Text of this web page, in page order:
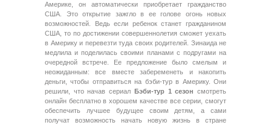
Америке, он автоматически приобретает гражданство
США. Это открытие зажгло в ее голове огонь новых
возможностей. Ведь если ребенок станет гражданином
США, то по достижении совершеннолетия сможет уехать
в Америку и перевезти туда своих родителей. Зинаида не
медлила и поделилась своими планами с подругами на
очередной встрече. Ее предложение было смелым и
неожиданным: все вместе забеременеть и накопить
деньги, чтобы отправиться на бэби-тур в Америку. Они
решили, что начав сериал Бэби-тур 1 сезон смотреть
онлайн бесплатно в хорошем качестве все серии, смогут
обеспечить лучшее будущее своим детям, а сами
получат возможность начать новую жизнь в стране